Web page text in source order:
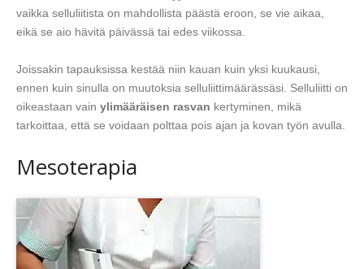
vaikka selluliitista on mahdollista päästä eroon, se vie aikaa,
eikä se aio hävitä päivässä tai edes viikossa.
Joissakin tapauksissa kestää niin kauan kuin yksi kuukausi,
ennen kuin sinulla on muutoksia selluliittimäärässäsi. Selluliitti on
oikeastaan vain ylimääräisen rasvan kertyminen, mikä
tarkoittaa, että se voidaan polttaa pois ajan ja kovan työn avulla.
Mesoterapia